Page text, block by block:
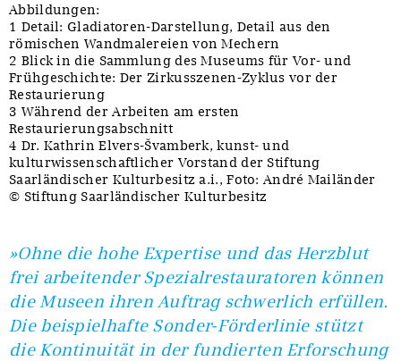
Abbildungen:
1 Detail: Gladiatoren-Darstellung, Detail aus den
römischen Wandmalereien von Mechern
2 Blick in die Sammlung des Museums für Vor- und
Frühgeschichte: Der Zirkusszenen-Zyklus vor der
Restaurierung
3 Während der Arbeiten am ersten
Restaurierungsabschnitt
4 Dr. Kathrin Elvers-Švamberk, kunst- und
kulturwissenschaftlicher Vorstand der Stiftung
Saarländischer Kulturbesitz a.i., Foto: André Mailänder
© Stiftung Saarländischer Kulturbesitz
»Ohne die hohe Expertise und das Herzblut
frei arbeitender Spezialrestauratoren können
die Museen ihren Auftrag schwerlich erfüllen.
Die beispielhafte Sonder-Förderlinie stützt
die Kontinuität in der fundierten Erforschung